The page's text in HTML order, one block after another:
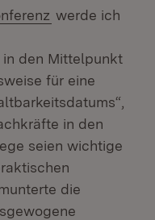
(Öffnet in
werde ich
den Mittelpunkt
für eine
in den
seien wichtige
die